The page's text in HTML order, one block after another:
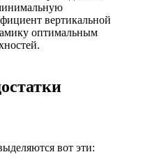
вертикальной
оптимальным
вот эти: